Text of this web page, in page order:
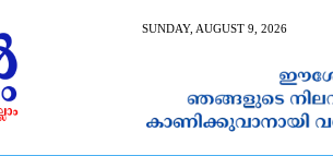
SUNDAY, AUGUST 9, 2026